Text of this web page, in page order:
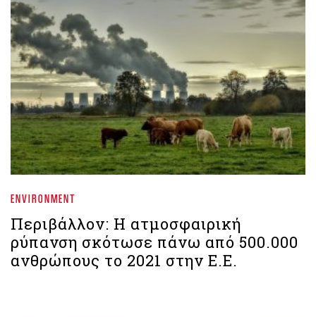
ENVIRONMENT
Περιβάλλον: Η ατμοσφαιρική
ρύπανση σκότωσε πάνω από 500.000
ανθρώπους το 2021 στην Ε.Ε.